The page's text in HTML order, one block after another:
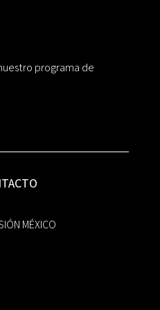
programa de
MÉXICO